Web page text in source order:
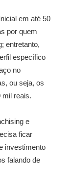
em até 50
por quem
entretanto,
específico
no
ou seja, os
mil reais.
e
ficar
investimento
falando de